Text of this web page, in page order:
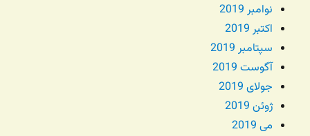
نوامبر 2019
اکتبر 2019
سپتامبر 2019
آگوست 2019
جولای 2019
ژوئن 2019
می 2019